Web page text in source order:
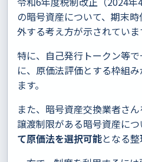
の暗号資産について、期末
外する考え方が示されていま
特に、自己発行トークン等
に、原価法評価とする枠組
ます。
また、暗号資産交換業者さ
譲渡制限がある暗号資産につ
て原価法を選択可能となる整